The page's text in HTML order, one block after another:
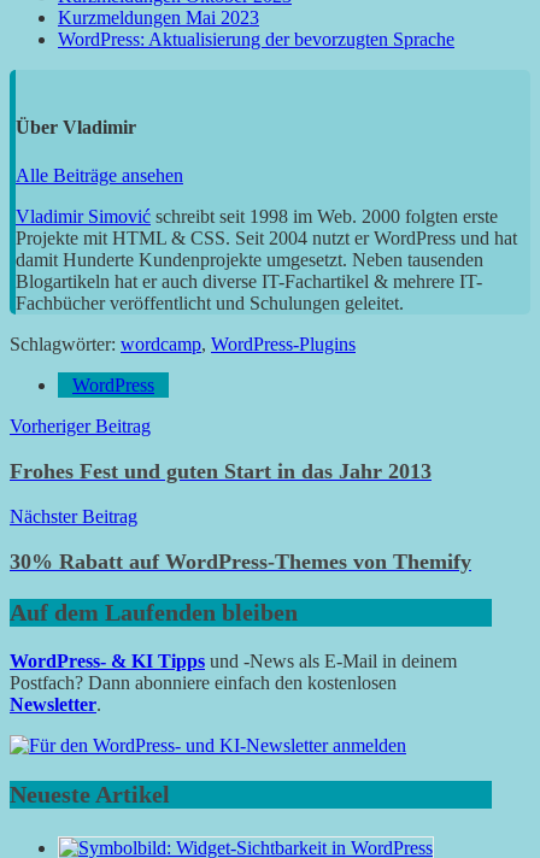
Kurzmeldungen Mai 2023
WordPress: Aktualisierung der bevorzugten Sprache
Über Vladimir
Alle Beiträge ansehen
Vladimir Simović schreibt seit 1998 im Web. 2000 folgten erste
Projekte mit HTML & CSS. Seit 2004 nutzt er WordPress und hat
damit Hunderte Kundenprojekte umgesetzt. Neben tausenden
Blogartikeln hat er auch diverse IT-Fachartikel & mehrere IT-
Fachbücher veröffentlicht und Schulungen geleitet.
Schlagwörter: wordcamp, WordPress-Plugins
WordPress
Beitragsnavigation
Vorheriger Beitrag
Frohes Fest und guten Start in das Jahr 2013
Nächster Beitrag
30% Rabatt auf WordPress-Themes von Themify
Auf dem Laufenden bleiben
WordPress- & KI Tipps und -News als E-Mail in deinem
Postfach? Dann abonniere einfach den kostenlosen
Newsletter.
Neueste Artikel